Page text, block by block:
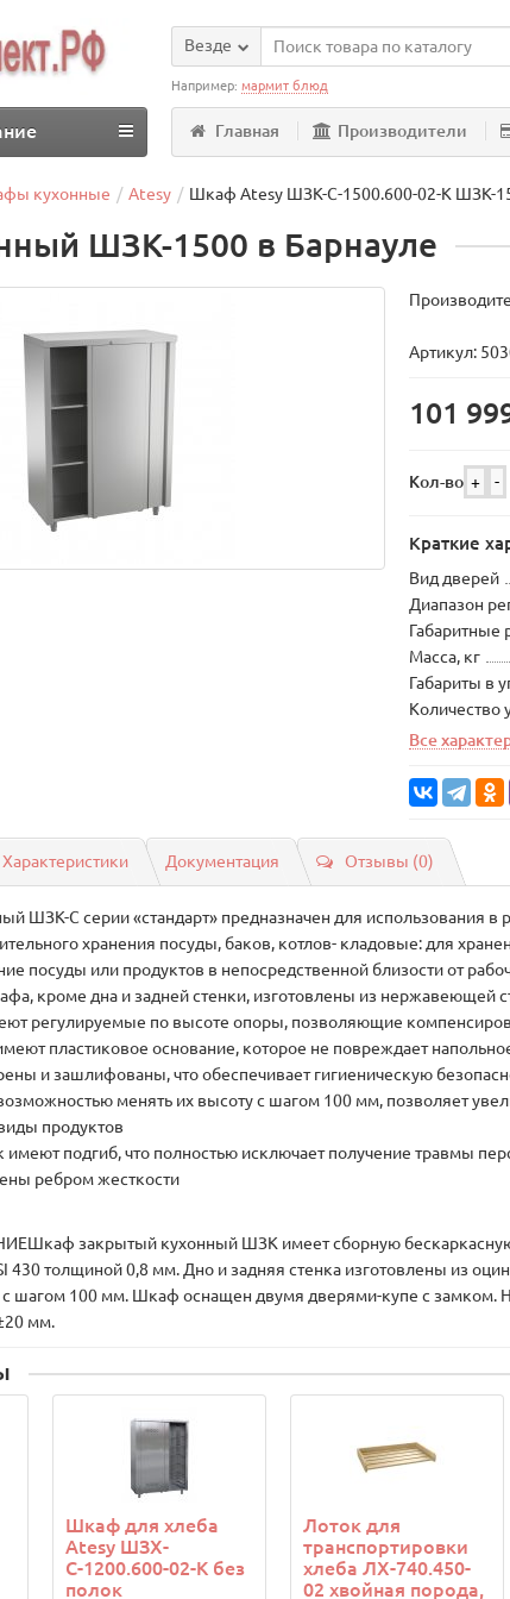
Везде
Например:мармит блюд
Главная Производители
кухонные Atesy Шкаф Atesy ШЗК-С-1500.600-02-К ШЗК-
ШЗК-1500 в Барнауле
Артикул:
101
Кол-во + -
Краткие
Вид дверей
Диапазон
Масса, кг
Габариты в
Количество
Все
Характеристики Документация Отзывы (0)
ШЗК-С серии «стандарт» предназначен для использования
хранения посуды, баков, котлов- кладовые: для
посуды или продуктов в непосредственной близости от
кроме дна и задней стенки, изготовлены из нержавеющей
регулируемые по высоте опоры, позволяющие
пластиковое основание, которое не повреждает
и зашлифованы, что обеспечивает гигиеническую
менять их высоту с шагом 100 мм, позволяет
продуктов
подгиб, что полностью исключает получение травмы
ребром жесткости
закрытый кухонный ШЗК имеет сборную бескаркасную
430 толщиной 0,8 мм. Дно и задняя стенка изготовлены из
с шагом 100 мм. Шкаф оснащен двумя дверями-купе с
мм.
Шкаф для хлеба
Atesy ШЗХ-
С-1200.600-02-К без
полок
Лоток для
транспортировки
хлеба ЛХ-740.450-
02 хвойная порода,